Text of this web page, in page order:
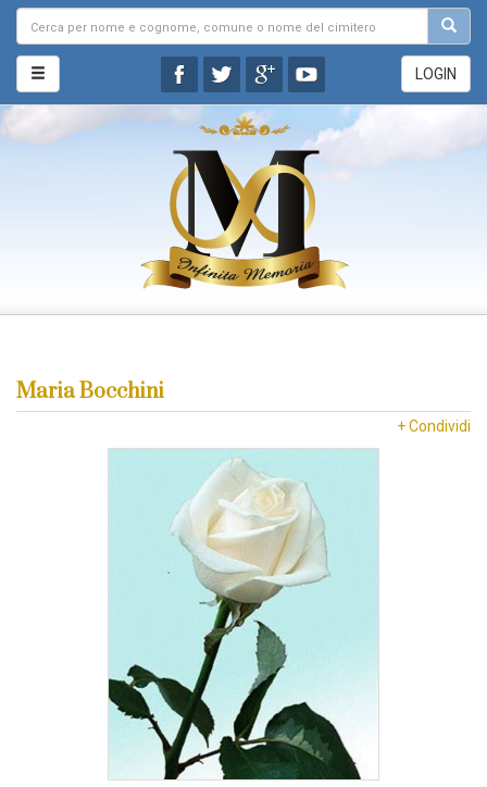
LOGIN
Maria Bocchini
+ Condividi